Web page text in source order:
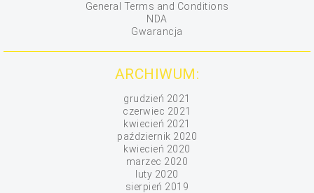
General Terms and Conditions
NDA
Gwarancja
ARCHIWUM:
grudzień 2021
czerwiec 2021
kwiecień 2021
październik 2020
kwiecień 2020
marzec 2020
luty 2020
sierpień 2019